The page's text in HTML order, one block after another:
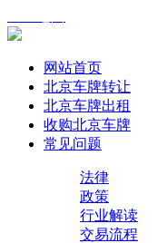
网站首页
北京车牌转让
北京车牌出租
收购北京车牌
常见问题
法律
政策
行业解读
交易流程